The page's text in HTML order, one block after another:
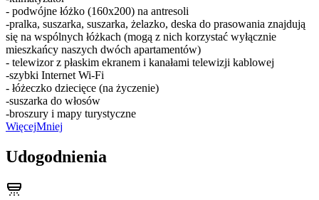
- podwójne łóżko (160x200) na antresoli
-pralka, suszarka, suszarka, żelazko, deska do prasowania znajdują
się na wspólnych łóżkach (mogą z nich korzystać wyłącznie
mieszkańcy naszych dwóch apartamentów)
- telewizor z płaskim ekranem i kanałami telewizji kablowej
-szybki Internet Wi-Fi
- łóżeczko dziecięce (na życzenie)
-suszarka do włosów
-broszury i mapy turystyczne
WięcejMniej
Udogodnienia